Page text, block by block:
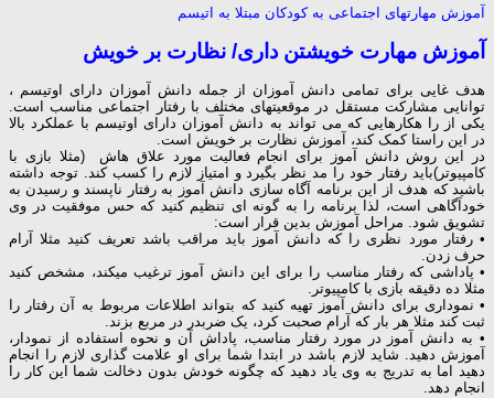
آموزش مهارتهای اجتماعی به کودکان مبتلا به اتیسم
آموزش مهارت خویشتن داری/ نظارت بر خویش
هدف غایی برای تمامی دانش آموزان از جمله دانش آموزان دارای اوتیسم ،
توانایی مشارکت مستقل در موقعیتهای مختلف با رفتار اجتماعی مناسب است.
یکی از را هکارهایی که می تواند به دانش آموزان دارای اوتیسم با عملکرد بالا
در این راستا کمک کند، آموزش نظارت بر خویش است.
در این روش دانش آموز برای انجام فعالیت مورد علاق هاش (مثلا بازی با
کامپیوتر)باید رفتار خود را مد نظر بگیرد و امتیاز لازم را کسب کند. توجه داشته
باشید که هدف از این برنامه آگاه سازی دانش آموز به رفتار ناپسند و رسیدن به
خودآگاهی است، لذا برنامه را به گونه ای تنظیم کنید که حس موفقیت در وی
تشویق شود. مراحل آموزش بدین قرار است:
• رفتار مورد نظری را که دانش آموز باید مراقب باشد تعریف کنید مثلا آرام
حرف زدن.
• پاداشی که رفتار مناسب را برای این دانش آموز ترغیب میکند، مشخص کنید
مثلا ده دقیقه بازی با کامپیوتر.
• نموداری برای دانش آموز تهیه کنید که بتواند اطلاعات مربوط به آن رفتار را
ثبت کند مثلا هر بار که آرام صحبت کرد، یک ضربدر در مربع بزند.
• به دانش آموز در مورد رفتار مناسب، پاداش آن و نحوه استفاده از نمودار،
آموزش دهید. شاید لازم باشد در ابتدا شما برای او علامت گذاری لازم را انجام
دهید اما به تدریج به وی یاد دهید که چگونه خودش بدون دخالت شما این کار را
انجام دهد.